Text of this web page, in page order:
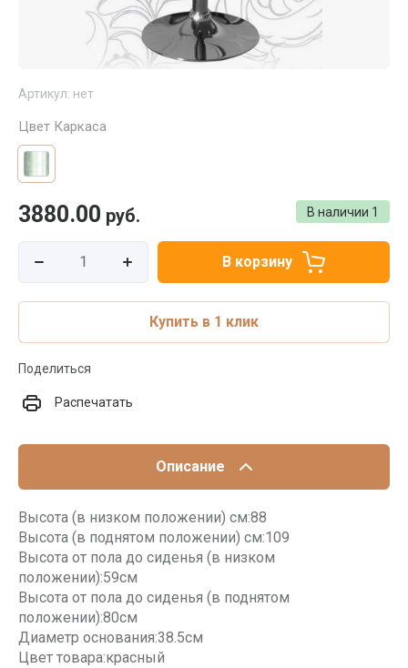
Артикул: нет
Цвет Каркаса
В наличии 1
3880.00 руб.
В корзину
Купить в 1 клик
Поделиться
Распечатать
Описание
Высота (в низком положении) см:88
Высота (в поднятом положении) см:109
Высота от пола до сиденья (в низком
положении):59см
Высота от пола до сиденья (в поднятом
положении):80см
Диаметр основания:38.5см
Цвет товара:красный